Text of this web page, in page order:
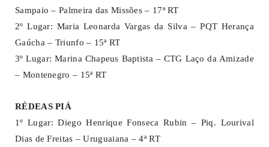
Sampaio – Palmeira das Missões – 17ª RT
2º Lugar: Maria Leonarda Vargas da Silva – PQT Herança
Gaúcha – Triunfo – 15ª RT
3º Lugar: Marina Chapeus Baptista – CTG Laço da Amizade
– Montenegro – 15ª RT
RÉDEAS PIÁ
1º Lugar: Diego Henrique Fonseca Rubin – Piq. Lourival
Dias de Freitas – Uruguaiana – 4ª RT